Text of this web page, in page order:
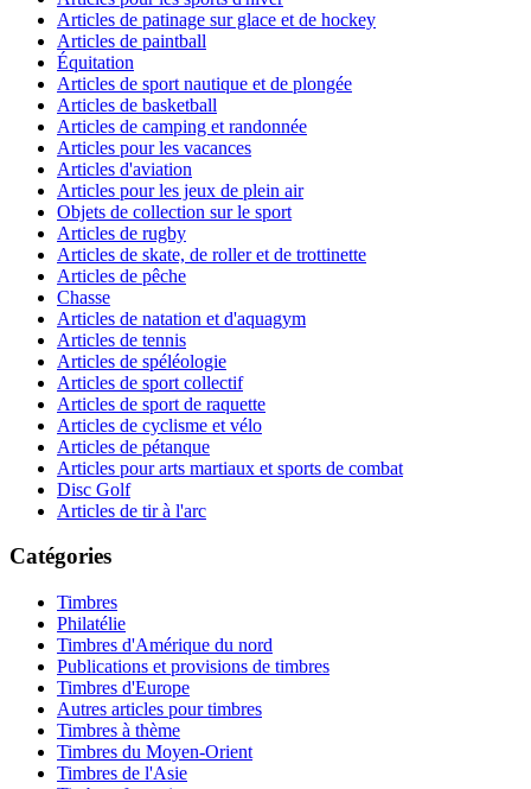
Articles de patinage sur glace et de hockey
Articles de paintball
Équitation
Articles de sport nautique et de plongée
Articles de basketball
Articles de camping et randonnée
Articles pour les vacances
Articles d'aviation
Articles pour les jeux de plein air
Objets de collection sur le sport
Articles de rugby
Articles de skate, de roller et de trottinette
Articles de pêche
Chasse
Articles de natation et d'aquagym
Articles de tennis
Articles de spéléologie
Articles de sport collectif
Articles de sport de raquette
Articles de cyclisme et vélo
Articles de pétanque
Articles pour arts martiaux et sports de combat
Disc Golf
Articles de tir à l'arc
Catégories
Timbres
Philatélie
Timbres d'Amérique du nord
Publications et provisions de timbres
Timbres d'Europe
Autres articles pour timbres
Timbres à thème
Timbres du Moyen-Orient
Timbres de l'Asie